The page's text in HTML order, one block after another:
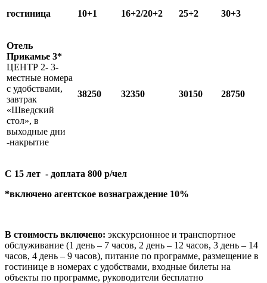
гостиница 10+1 16+2/20+2 25+2 30+3
Отель
Прикамье 3*
ЦЕНТР 2- 3-
местные номера
с удобствами,
завтрак
«Шведский
стол», в
выходные дни
-накрытие
38250 32350 30150 28750
С 15 лет - доплата 800 р/чел
*включено агентское вознаграждение 10%
В стоимость включено: экскурсионное и транспортное
обслуживание (1 день – 7 часов, 2 день – 12 часов, 3 день – 14
часов, 4 день – 9 часов), питание по программе, размещение в
гостинице в номерах с удобствами, входные билеты на
объекты по программе, руководители бесплатно